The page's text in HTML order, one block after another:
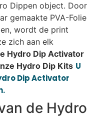
Dippen object. Door
gemaakte PVA-Folie
wordt de print
zich aan elk
Hydro Dip Activator
Hydro Dip Kits U
Dip Activator
de Hydro